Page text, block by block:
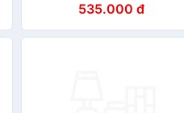
535.000 đ